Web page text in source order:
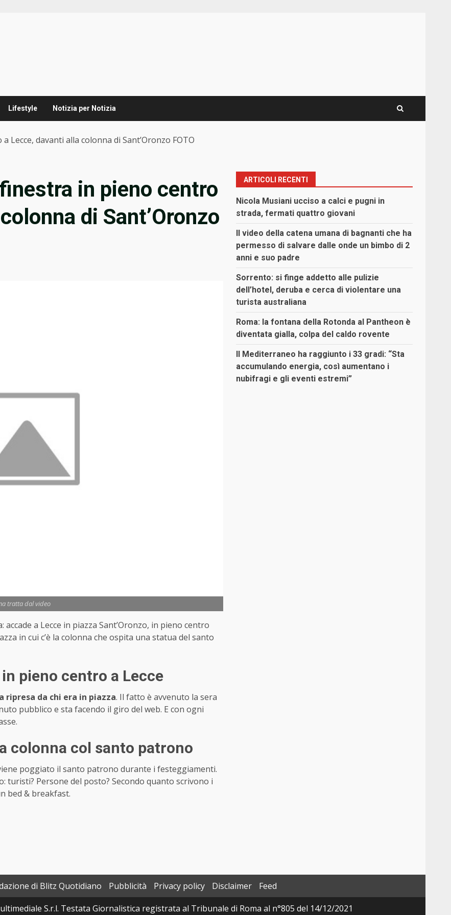
Lifestyle Notizia per Notizia
Lecce, davanti alla colonna di Sant’Oronzo FOTO
in pieno centro
di Sant’Oronzo
tratta dal video
a Lecce in piazza Sant’Oronzo, in pieno centro
in cui c’è la colonna che ospita una statua del santo
pieno centro a Lecce
ripresa da chi era in piazza. Il fatto è avvenuto la sera
pubblico e sta facendo il giro del web. E con ogni
colonna col santo patrono
poggiato il santo patrono durante i festeggiamenti.
turisti? Persone del posto? Secondo quanto scrivono i
bed & breakfast.
ARTICOLI RECENTI
Nicola Musiani ucciso a calci e pugni in
strada, fermati quattro giovani
Il video della catena umana di bagnanti che ha
permesso di salvare dalle onde un bimbo di 2
anni e suo padre
Sorrento: si finge addetto alle pulizie
dell’hotel, deruba e cerca di violentare una
turista australiana
Roma: la fontana della Rotonda al Pantheon è
diventata gialla, colpa del caldo rovente
Il Mediterraneo ha raggiunto i 33 gradi: “Sta
accumulando energia, così aumentano i
nubifragi e gli eventi estremi”
di Blitz Quotidiano Pubblicità Privacy policy Disclaimer
Feed
S.r.l. Testata Giornalistica registrata al Tribunale di Roma al n°805 del 14/12/2021